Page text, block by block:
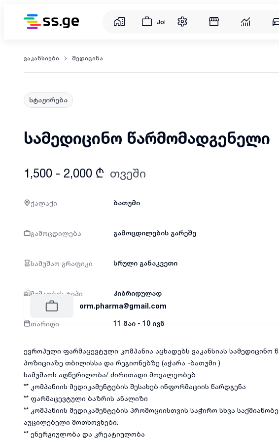
Jobs
ვაკანსიები მედიცინა
სტაჟირება
სამედიცინო წარმომადგენელი
1,500 - 2,000 ₾ თვეში
ქალაქი ბათუმი
გამოცდილება გამოცდილების გარეშე
სამუშაო გრაფიკი სრული განაკვეთი
მუშაობის ტიპი ჰიბრიდულად
თარიღი 11 მაი - 10 ივნ
orm.pharma@gmail.com
ევროპული ფარმაცევტული კომპანია აცხადებს ვაკანსიას სამედიცინო
პოზიციაზე თბილისსა და რეგიონებზე (აჭარა -ბათუმი )
სამუშაოს აღწერილობა/ ძირითადი მოვალეობებ
** კომპანიის მედიკამენტების შესახებ ინფორმაციის წარდგენა
** ფარმაცევტული ბაზრის ანალიზი
** კომპანიის მედიკამენტების პრომოციისთვის საჭირო სხვა
აუცილებელი მოთხოვნები:
** ენერგიულობა და კრეატიულობა